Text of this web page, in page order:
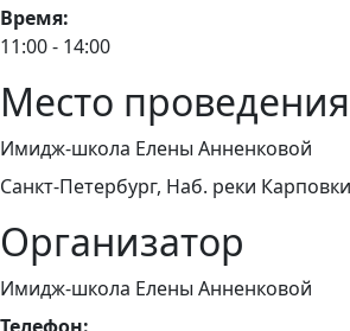
Время:
11:00 - 14:00
Место проведения
Имидж-школа Елены Анненковой
Санкт-Петербург, Наб. реки
Организатор
Имидж-школа Елены Анненковой